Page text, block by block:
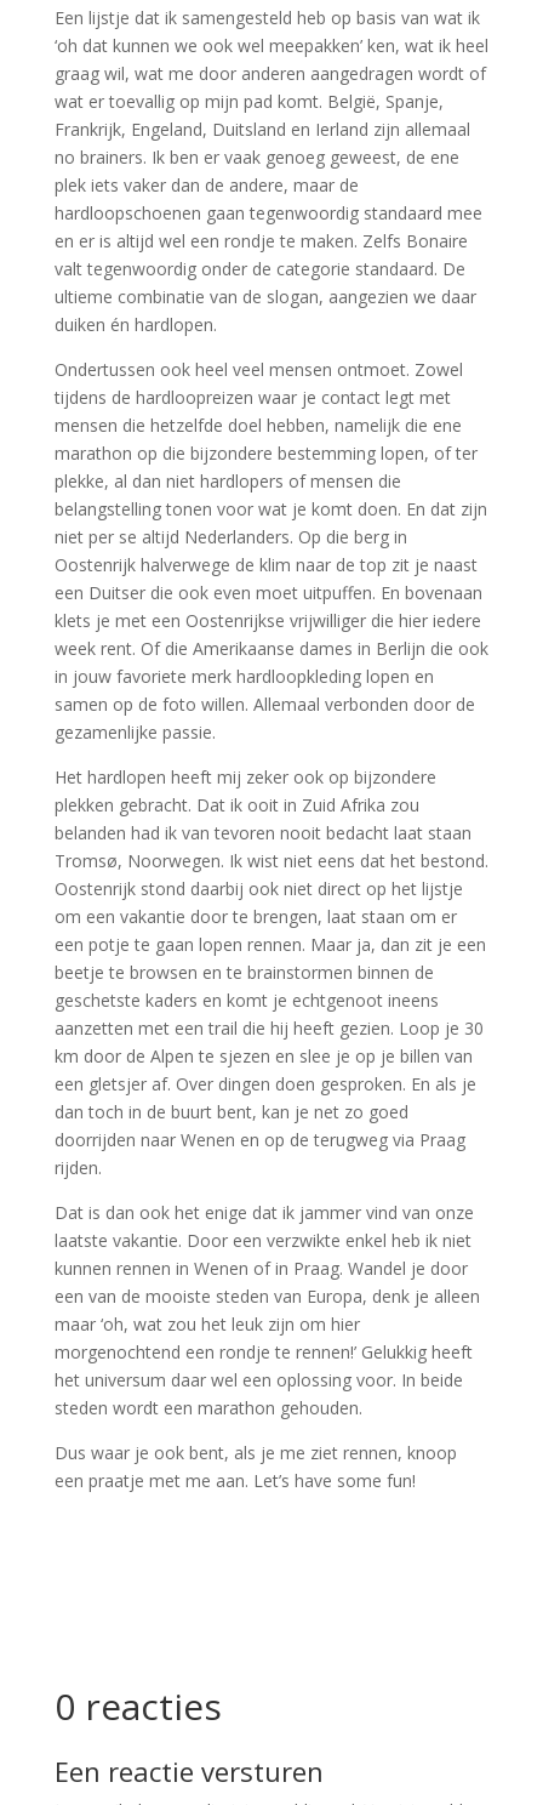
Een lijstje dat ik samengesteld heb op basis van wat ik
‘oh dat kunnen we ook wel meepakken’ ken, wat ik heel
graag wil, wat me door anderen aangedragen wordt of
wat er toevallig op mijn pad komt. België, Spanje,
Frankrijk, Engeland, Duitsland en Ierland zijn allemaal
no brainers. Ik ben er vaak genoeg geweest, de ene
plek iets vaker dan de andere, maar de
hardloopschoenen gaan tegenwoordig standaard mee
en er is altijd wel een rondje te maken. Zelfs Bonaire
valt tegenwoordig onder de categorie standaard. De
ultieme combinatie van de slogan, aangezien we daar
duiken én hardlopen.
Ondertussen ook heel veel mensen ontmoet. Zowel
tijdens de hardloopreizen waar je contact legt met
mensen die hetzelfde doel hebben, namelijk die ene
marathon op die bijzondere bestemming lopen, of ter
plekke, al dan niet hardlopers of mensen die
belangstelling tonen voor wat je komt doen. En dat zijn
niet per se altijd Nederlanders. Op die berg in
Oostenrijk halverwege de klim naar de top zit je naast
een Duitser die ook even moet uitpuffen. En bovenaan
klets je met een Oostenrijkse vrijwilliger die hier iedere
week rent. Of die Amerikaanse dames in Berlijn die ook
in jouw favoriete merk hardloopkleding lopen en
samen op de foto willen. Allemaal verbonden door de
gezamenlijke passie.
Het hardlopen heeft mij zeker ook op bijzondere
plekken gebracht. Dat ik ooit in Zuid Afrika zou
belanden had ik van tevoren nooit bedacht laat staan
Tromsø, Noorwegen. Ik wist niet eens dat het bestond.
Oostenrijk stond daarbij ook niet direct op het lijstje
om een vakantie door te brengen, laat staan om er
een potje te gaan lopen rennen. Maar ja, dan zit je een
beetje te browsen en te brainstormen binnen de
geschetste kaders en komt je echtgenoot ineens
aanzetten met een trail die hij heeft gezien. Loop je 30
km door de Alpen te sjezen en slee je op je billen van
een gletsjer af. Over dingen doen gesproken. En als je
dan toch in de buurt bent, kan je net zo goed
doorrijden naar Wenen en op de terugweg via Praag
rijden.
Dat is dan ook het enige dat ik jammer vind van onze
laatste vakantie. Door een verzwikte enkel heb ik niet
kunnen rennen in Wenen of in Praag. Wandel je door
een van de mooiste steden van Europa, denk je alleen
maar ‘oh, wat zou het leuk zijn om hier
morgenochtend een rondje te rennen!’ Gelukkig heeft
het universum daar wel een oplossing voor. In beide
steden wordt een marathon gehouden.
Dus waar je ook bent, als je me ziet rennen, knoop
een praatje met me aan. Let’s have some fun!
0 reacties
Een reactie versturen